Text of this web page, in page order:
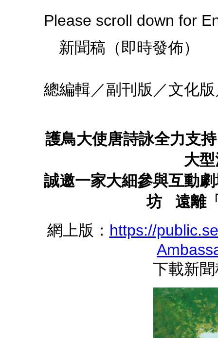
Please scroll down for
新聞稿
總編輯／副刊版／文化
護鳥大使唐詩詠全力支
大
誠邀一家大細參與互動
坊
遠離
網上版： https://
下載新